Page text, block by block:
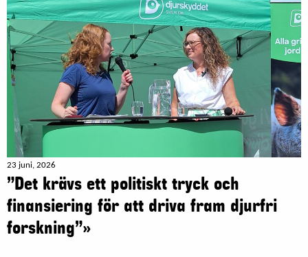
23 juni, 2026
”Det krävs ett politiskt tryck och
finansiering för att driva fram djurfri
forskning”»